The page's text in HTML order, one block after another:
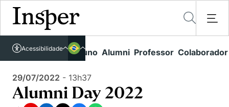
Links rápidos Aluno Alumni Professor Colaborador
Acessibilidade
Acessível em libras
Vestibular
Graduação
Quem Somos
Insper - Home Page\Agenda de Eventos - arquivo \
29/07/2022 - 13h37
Alumni Day 2022